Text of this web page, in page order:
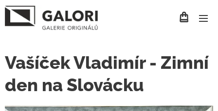
Vašíček Vladimír - Zimní
den na Slovácku